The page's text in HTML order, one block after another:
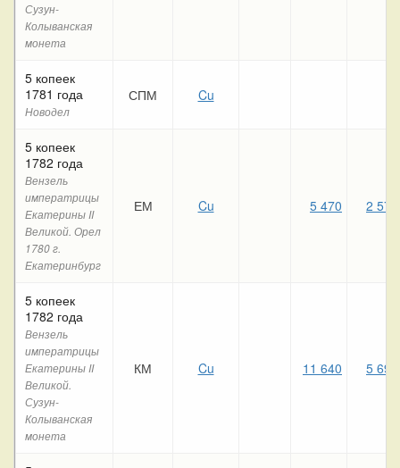
Сузун-
Колыванская
монета
5 копеек
1781 года
Новодел
СПМ Cu
5 копеек
1782 года
Вензель
императрицы
Екатерины II
Великой. Орел
1780 г.
Екатеринбург
ЕМ Cu 5 470 2 570
5 копеек
1782 года
Вензель
императрицы
Екатерины II
Великой.
Сузун-
Колыванская
монета
КМ Cu 11 640 5 690